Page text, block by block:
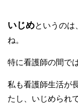
いじめというのは
ね。
特に看護師の間で
私も看護師生活が
たし、いじめられ